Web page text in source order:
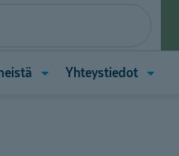
Avaa
Yhteystiedot Avaa